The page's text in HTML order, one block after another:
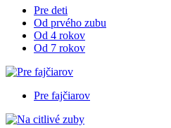
Pre deti
Od prvého zubu
Od 4 rokov
Od 7 rokov
Pre fajčiarov